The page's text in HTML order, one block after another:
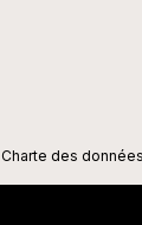
Charte des